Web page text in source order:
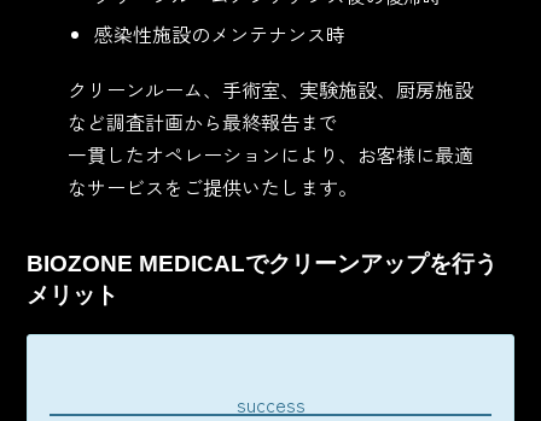
感染性施設のメンテナンス時
クリーンルーム、手術室、実験施設、厨房施設
など調査計画から最終報告まで
一貫したオペレーションにより、お客様に最適
なサービスをご提供いたします。
BIOZONE MEDICALでクリーンアップを行う
メリット
success